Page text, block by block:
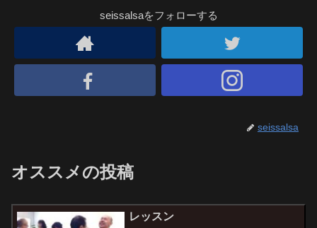
seissalsaをフォローする
seissalsa
オススメの投稿
レッスン